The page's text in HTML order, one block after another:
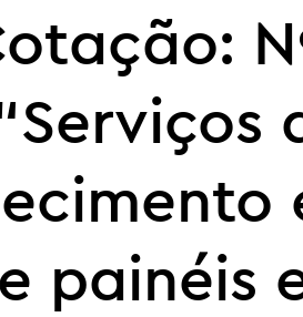
painéis